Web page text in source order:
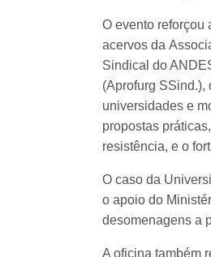
O evento reforçou
acervos da
Sindical do
(Aprofurg SSind.),
universidades e
propostas
resistência, e o
O caso da
o apoio do
desomenagens a
A oficina também